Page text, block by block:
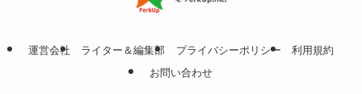
運営会社 ライター＆編集部 プライバシーポリシー
利用規約
お問い合わせ